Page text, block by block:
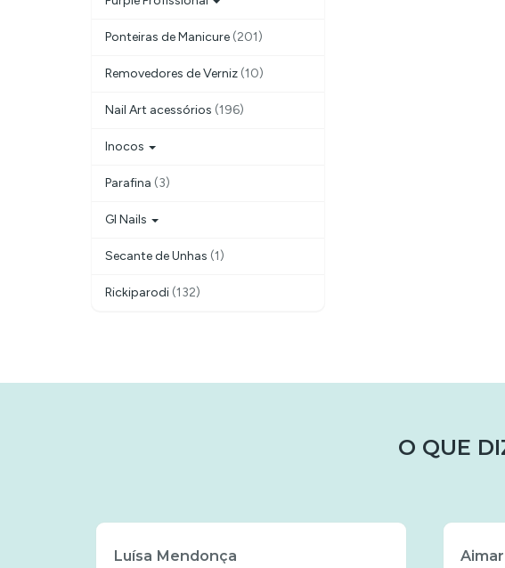
Ponteiras de Manicure (201)
Removedores de Verniz (10)
Nail Art acessórios (196)
Inocos
Parafina (3)
Gl Nails
Secante de Unhas (1)
Rickiparodi (132)
O QUE
Luísa Mendonça